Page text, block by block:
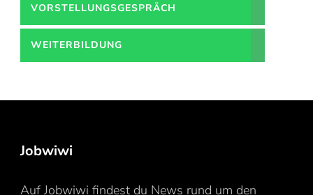
VORSTELLUNGSGESPRÄCH
WEITERBILDUNG
Jobwiwi
Auf Jobwiwi findest du News rund um den